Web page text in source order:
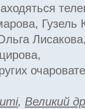
Гузель
, Великий